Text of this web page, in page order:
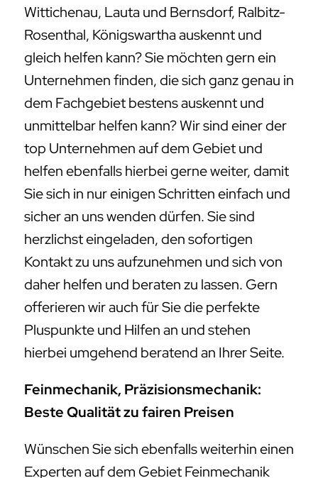
Wittichenau, Lauta und Bernsdorf, Ralbitz-
Rosenthal, Königswartha auskennt und
gleich helfen kann? Sie möchten gern ein
Unternehmen finden, die sich ganz genau in
dem Fachgebiet bestens auskennt und
unmittelbar helfen kann? Wir sind einer der
top Unternehmen auf dem Gebiet und
helfen ebenfalls hierbei gerne weiter, damit
Sie sich in nur einigen Schritten einfach und
sicher an uns wenden dürfen. Sie sind
herzlichst eingeladen, den sofortigen
Kontakt zu uns aufzunehmen und sich von
daher helfen und beraten zu lassen. Gern
offerieren wir auch für Sie die perfekte
Pluspunkte und Hilfen an und stehen
hierbei umgehend beratend an Ihrer Seite.
Feinmechanik, Präzisionsmechanik:
Beste Qualität zu fairen Preisen
Wünschen Sie sich ebenfalls weiterhin einen
Experten auf dem Gebiet Feinmechanik